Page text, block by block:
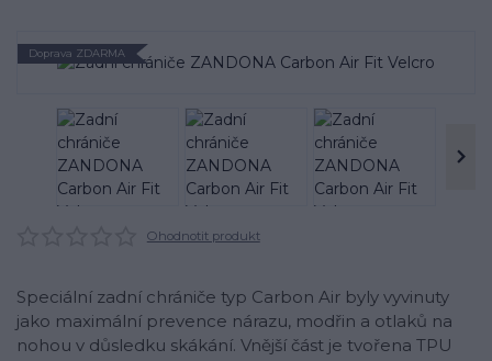
Doprava ZDARMA
Ohodnotit produkt
Speciální zadní chrániče typ Carbon Air byly vyvinuty
jako maximální prevence nárazu, modřin a otlaků na
nohou v důsledku skákání. Vnější část je tvořena TPU